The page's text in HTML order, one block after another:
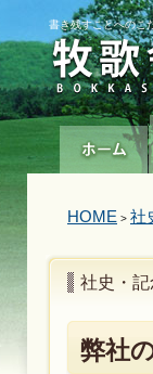
書き残すことへのこ
HOME > 社
社史・
弊社